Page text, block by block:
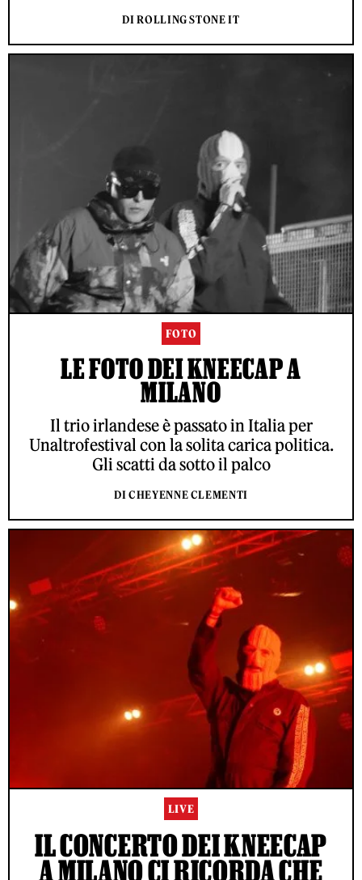
DI ROLLING STONE IT
FOTO
LE FOTO DEI KNEECAP A
MILANO
Il trio irlandese è passato in Italia per
Unaltrofestival con la solita carica politica.
Gli scatti da sotto il palco
DI CHEYENNE CLEMENTI
LIVE
IL CONCERTO DEI KNEECAP
A MILANO CI RICORDA CHE